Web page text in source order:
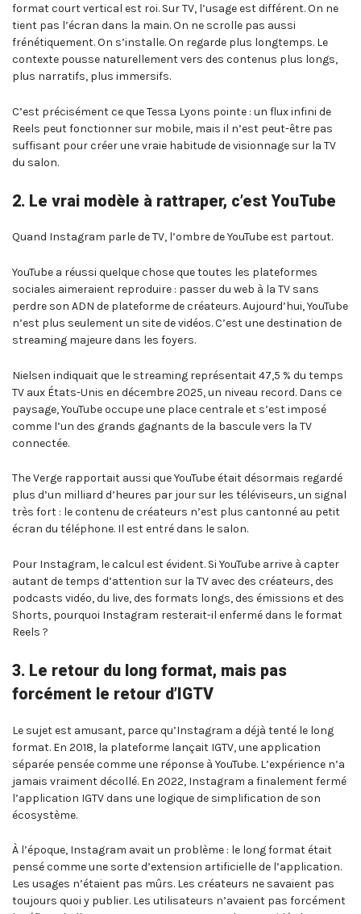
format court vertical est roi. Sur TV, l’usage est différent. On ne
tient pas l’écran dans la main. On ne scrolle pas aussi
frénétiquement. On s’installe. On regarde plus longtemps. Le
contexte pousse naturellement vers des contenus plus longs,
plus narratifs, plus immersifs.
C’est précisément ce que Tessa Lyons pointe : un flux infini de
Reels peut fonctionner sur mobile, mais il n’est peut-être pas
suffisant pour créer une vraie habitude de visionnage sur la TV
du salon.
2. Le vrai modèle à rattraper, c’est YouTube
Quand Instagram parle de TV, l’ombre de YouTube est partout.
YouTube a réussi quelque chose que toutes les plateformes
sociales aimeraient reproduire : passer du web à la TV sans
perdre son ADN de plateforme de créateurs. Aujourd’hui, YouTube
n’est plus seulement un site de vidéos. C’est une destination de
streaming majeure dans les foyers.
Nielsen indiquait que le streaming représentait 47,5 % du temps
TV aux États-Unis en décembre 2025, un niveau record. Dans ce
paysage, YouTube occupe une place centrale et s’est imposé
comme l’un des grands gagnants de la bascule vers la TV
connectée.
The Verge rapportait aussi que YouTube était désormais regardé
plus d’un milliard d’heures par jour sur les téléviseurs, un signal
très fort : le contenu de créateurs n’est plus cantonné au petit
écran du téléphone. Il est entré dans le salon.
Pour Instagram, le calcul est évident. Si YouTube arrive à capter
autant de temps d’attention sur la TV avec des créateurs, des
podcasts vidéo, du live, des formats longs, des émissions et des
Shorts, pourquoi Instagram resterait-il enfermé dans le format
Reels ?
3. Le retour du long format, mais pas
forcément le retour d’IGTV
Le sujet est amusant, parce qu’Instagram a déjà tenté le long
format. En 2018, la plateforme lançait IGTV, une application
séparée pensée comme une réponse à YouTube. L’expérience n’a
jamais vraiment décollé. En 2022, Instagram a finalement fermé
l’application IGTV dans une logique de simplification de son
écosystème.
À l’époque, Instagram avait un problème : le long format était
pensé comme une sorte d’extension artificielle de l’application.
Les usages n’étaient pas mûrs. Les créateurs ne savaient pas
toujours quoi y publier. Les utilisateurs n’avaient pas forcément